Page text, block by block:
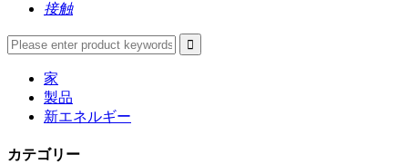
接触
家
製品
新エネルギー
カテゴリー